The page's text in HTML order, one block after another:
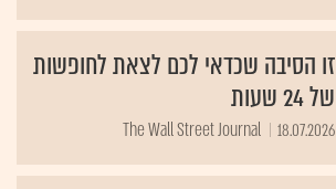
זו הסיבה שכדאי לכם לצאת לחופשות
של 24 שעות
18.07.2026
The Wall Street Journal